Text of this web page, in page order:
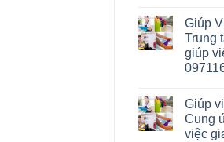
Giúp
Trung
giúp
Giúp
Cung
việc